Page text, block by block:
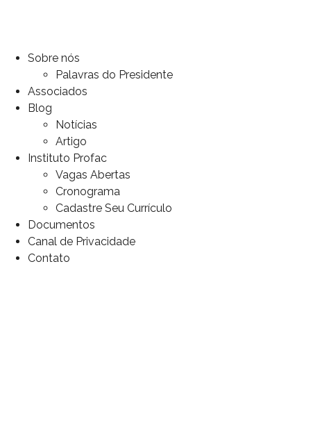
Sobre nós
Palavras do Presidente
Associados
Blog
Notícias
Artigo
Instituto Profac
Vagas Abertas
Cronograma
Cadastre Seu Currículo
Documentos
Canal de Privacidade
Contato